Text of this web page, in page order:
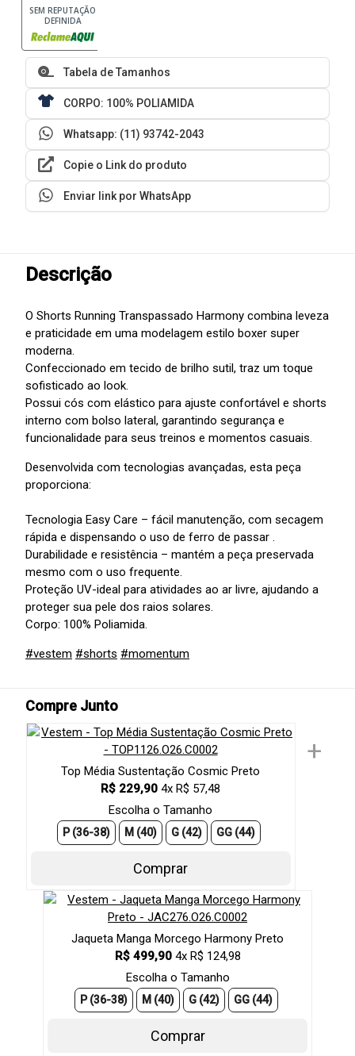
SEM REPUTAÇÃO
DEFINIDA
Tabela de Tamanhos
CORPO: 100% POLIAMIDA
Whatsapp: (11) 93742-2043
Copie o Link do produto
Enviar link por WhatsApp
Descrição
O Shorts Running Transpassado Harmony combina leveza
e praticidade em uma modelagem estilo boxer super
moderna.
Confeccionado em tecido de brilho sutil, traz um toque
sofisticado ao look.
Possui cós com elástico para ajuste confortável e shorts
interno com bolso lateral, garantindo segurança e
funcionalidade para seus treinos e momentos casuais.
Desenvolvida com tecnologias avançadas, esta peça
proporciona:
Tecnologia Easy Care – fácil manutenção, com secagem
rápida e dispensando o uso de ferro de passar .
Durabilidade e resistência – mantém a peça preservada
mesmo com o uso frequente.
Proteção UV-ideal para atividades ao ar livre, ajudando a
proteger sua pele dos raios solares.
Corpo: 100% Poliamida.
#vestem #shorts #momentum
Compre Junto
Top Média Sustentação Cosmic Preto
R$ 229,90 4x R$ 57,48
Escolha o Tamanho
P (36-38) M (40) G (42) GG (44)
Comprar
+
Jaqueta Manga Morcego Harmony Preto
R$ 499,90 4x R$ 124,98
Escolha o Tamanho
P (36-38) M (40) G (42) GG (44)
Comprar